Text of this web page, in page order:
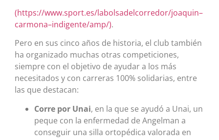
(https://www.sport.es/labolsadelcorredor/joaquin–
carmona–indigente/amp/).
Pero en sus cinco años de historia, el club también
ha organizado muchas otras competiciones,
siempre con el objetivo de ayudar a los más
necesitados y con carreras 100% solidarias, entre
las que destacan:
Corre por Unai, en la que se ayudó a Unai, un
peque con la enfermedad de Angelman a
conseguir una silla ortopédica valorada en